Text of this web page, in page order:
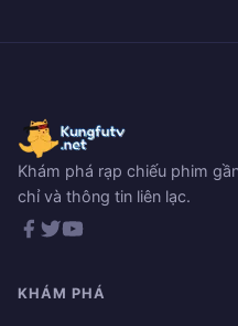
Khám phá rạp chiếu phim
chỉ và thông tin liên lạc.
KHÁM PHÁ